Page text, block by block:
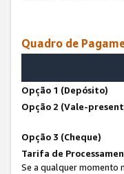
Quadro de
Opção 1 (Depósito)
Opção 2 (Vale-
Opção 3 (Cheque)
Tarifa de
Se a qualquer momento